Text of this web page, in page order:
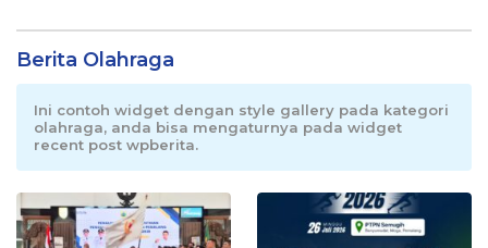
Berita Olahraga
Ini contoh widget dengan style gallery pada kategori
olahraga, anda bisa mengaturnya pada widget
recent post wpberita.